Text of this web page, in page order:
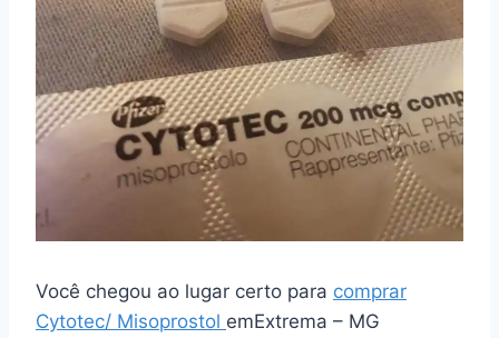
Você chegou ao lugar certo para comprar
Cytotec/ Misoprostol emExtrema – MG